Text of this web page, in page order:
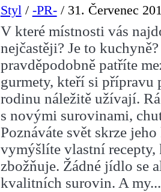
Styl/ -PR-/ 31. Červenec
V které místnosti vás
nejčastěji? Je to
pravděpodobně patříte
gurmety, kteří si přípravu
rodinu náležitě užívají.
s novými surovinami,
Poznáváte svět skrze
vymýšlíte vlastní recepty,
zbožňuje. Žádné jídlo se
kvalitních surovin. A my...